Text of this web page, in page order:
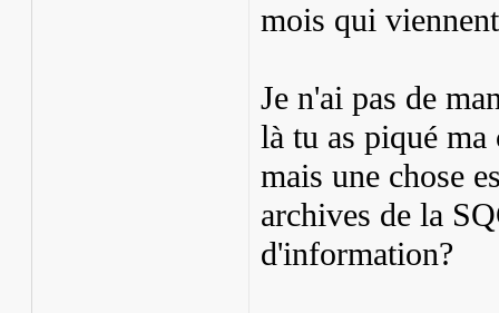
mois qui
Je n'ai pas de
là tu as piqué
mais une chose
archives de la
d'information?